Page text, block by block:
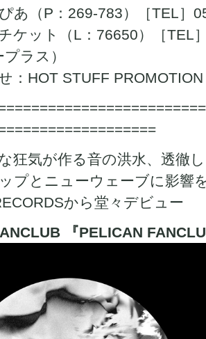
あ（P：269-783）［TEL］
ケット（L：76650）［TEL
ラス）
：HOT STUFF
狂気が作る音の洪水、透徹
プとニューウェーブに影響
から堂々デビュー
『PELICAN